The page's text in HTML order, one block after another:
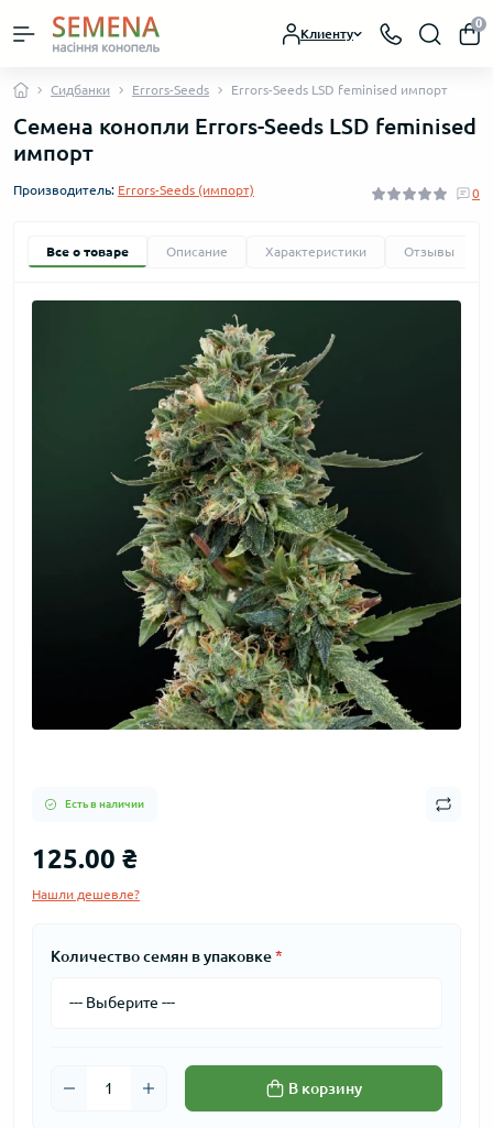
Клиенту
0
Сидбанки Errors-Seeds Errors-Seeds LSD feminised импорт
Семена конопли Errors-Seeds LSD feminised
импорт
Производитель: Errors-Seeds (импорт) 0
Все о товаре Описание Характеристики Отзывы
Есть в наличии
125.00 ₴
Нашли дешевле?
Количество семян в упаковке*
В корзину